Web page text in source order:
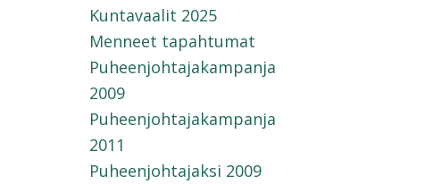
Kuntavaalit 2025
Menneet tapahtumat
Puheenjohtajakampanja
2009
Puheenjohtajakampanja
2011
Puheenjohtajaksi 2009